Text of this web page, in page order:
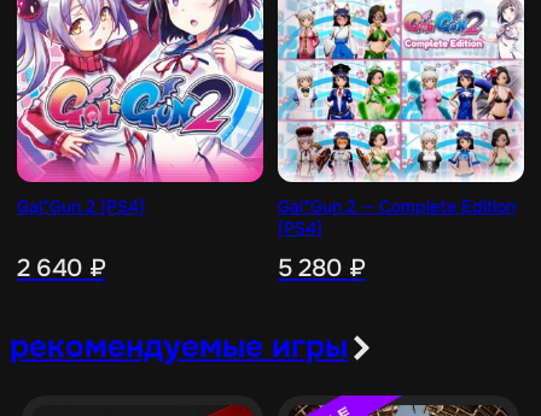
Gal*Gun 2 [PS4]
2 640 ₽
Gal*Gun 2 — Complete Edition
[PS4]
5 280 ₽
рекомендуемые игры